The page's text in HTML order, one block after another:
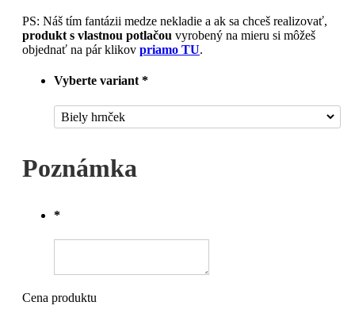
PS: Náš tím fantázii medze nekladie a ak sa chceš realizovať,
produkt s vlastnou potlačou vyrobený na mieru si môžeš
objednať na pár klikov priamo TU.
Vyberte variant *
Poznámka
*
Cena produktu